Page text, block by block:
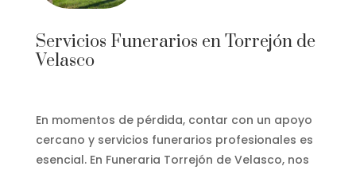
Servicios Funerarios en Torrejón de
Velasco
En momentos de pérdida, contar con un apoyo
cercano y servicios funerarios profesionales es
esencial. En Funeraria Torrejón de Velasco, nos